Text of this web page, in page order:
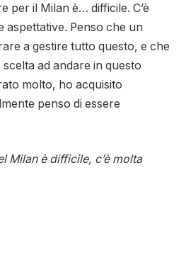
per il Milan è… difficile. C’è
aspettative. Penso che un
a gestire tutto questo, e che
ad andare in questo
molto, ho acquisito
penso di essere
Milan è difficile, c’è molta